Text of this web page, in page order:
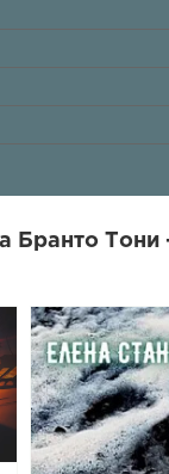
Бранто Тони